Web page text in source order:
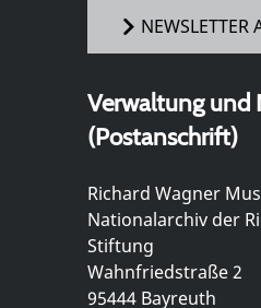
NEWSLETTER
Verwaltung und
(Postanschrift)
Richard Wagner
Nationalarchiv der
Stiftung
Wahnfriedstraße 2
95444 Bayreuth